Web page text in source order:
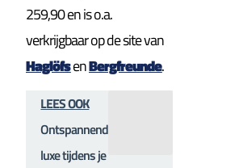
259,90 en is o.a.
verkrijgbaar op de site van
HaglöfsenBergfreunde.
LEES OOK
Ontspannende
luxe tijdens je